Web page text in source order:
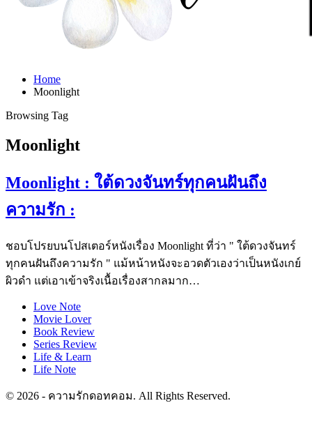
Home
Moonlight
Browsing Tag
Moonlight
Moonlight : ใต้ดวงจันทร์ทุกคนฝันถึง
ความรัก :
ชอบโปรยบนโปสเตอร์หนังเรื่อง Moonlight ที่ว่า " ใต้ดวงจันทร์
ทุกคนฝันถึงความรัก " แม้หน้าหนังจะอวดตัวเองว่าเป็นหนังเกย์
ผิวดำ แต่เอาเข้าจริงเนื้อเรื่องสากลมาก…
Love Note
Movie Lover
Book Review
Series Review
Life & Learn
Life Note
© 2026 - ความรักดอทคอม. All Rights Reserved.